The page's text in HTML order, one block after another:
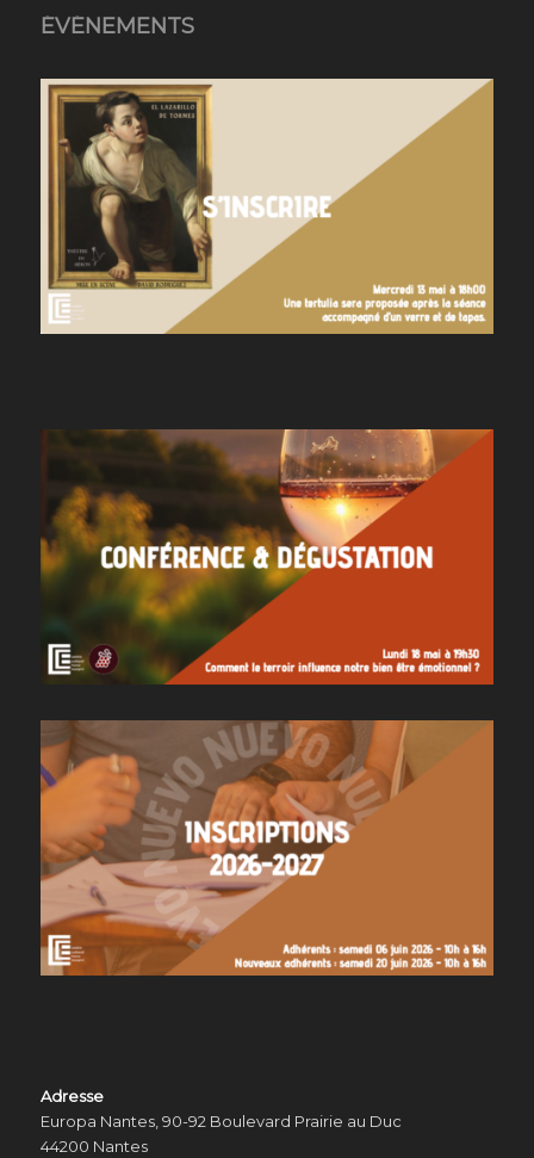
ÉVÉNEMENTS
Adresse
Europa Nantes, 90-92 Boulevard Prairie au Duc
44200 Nantes